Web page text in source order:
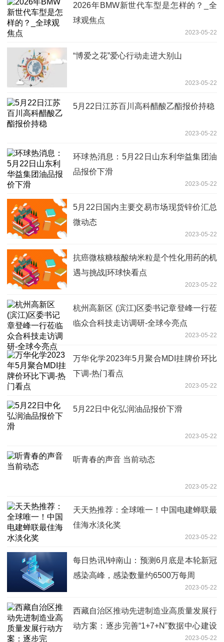
2026年BMW新世代车型是怎样的？_全
球观焦点
2023-05-22
“博爱之花”爱心行动走进大别山
2023-05-22
5月22日江苏百川高科醋酸乙酯报价持稳
2023-05-22
环球热消息：5月22日山东利华益集团油
品报价下滑
2023-05-22
5月22日国内主要交易市场现货锌价汇总
微动态
2023-05-22
抗癌微核糖核酸纳米粒是个性化用药的机
遇与挑战|环球快看点
2023-05-22
杭州高新区 (滨江)区委书记章登峰一行莅
临众合科技走访调研-全球今亮点
2023-05-22
万华化学2023年5月聚合MDI挂牌价环比
下调-热门看点
2023-05-22
5月22日中化弘润油品报价下滑
2023-05-22
听青春的声音 当前动态
2023-05-22
天天热推荐：全球唯一！中国电建蝉联最
佳海水淡化奖
2023-05-22
每日热讯!钟南山：预测6月底是本轮新冠
感染高峰，感染数量约6500万每周
2023-05-22
西藏自治区推动先进制造业高质量发展行
动方案：逐步完善“1+7+N”数据中心建设
2023-05-22